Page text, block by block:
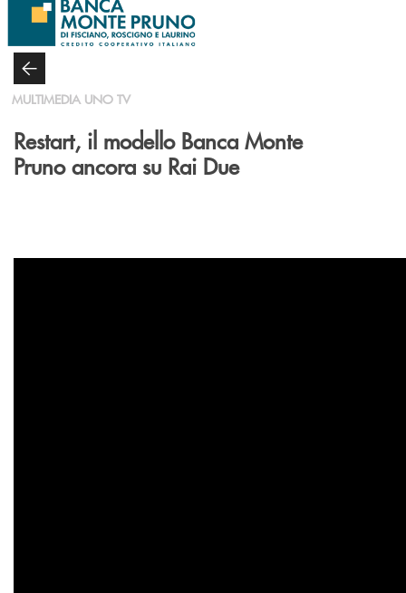
Salta al contenuto principale
MULTIMEDIA UNO TV
Restart, il modello Banca Monte
Pruno ancora su Rai Due